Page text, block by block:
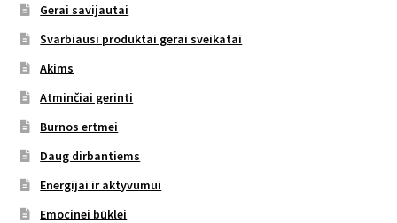
Gerai savijautai
Svarbiausi produktai gerai sveikatai
Akims
Atminčiai gerinti
Burnos ertmei
Daug dirbantiems
Energijai ir aktyvumui
Emocinei būklei